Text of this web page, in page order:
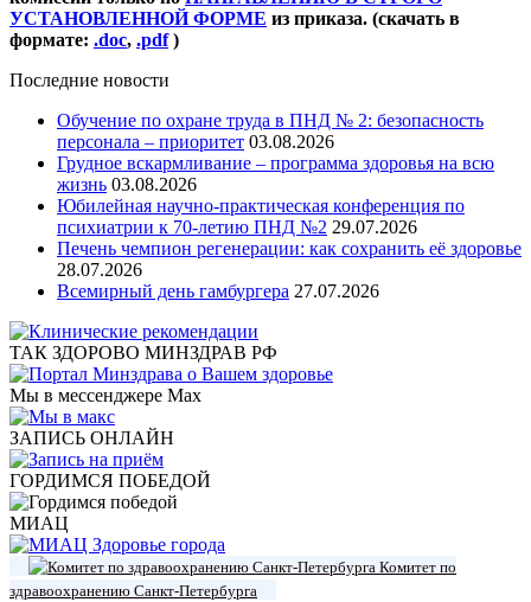
УСТАНОВЛЕННОЙ ФОРМЕ из приказа. (скачать в
формате: .doc, .pdf)
Последние новости
Обучение по охране труда в ПНД № 2: безопасность
персонала – приоритет 03.08.2026
Грудное вскармливание – программа здоровья на всю
жизнь 03.08.2026
Юбилейная научно-практическая конференция по
психиатрии к 70-летию ПНД №2 29.07.2026
Печень чемпион регенерации: как сохранить её здоровье
28.07.2026
Всемирный день гамбургера 27.07.2026
ТАК ЗДОРОВО МИНЗДРАВ РФ
Мы в мессенджере Max
ЗАПИСЬ ОНЛАЙН
ГОРДИМСЯ ПОБЕДОЙ
МИАЦ
Комитет по
здравоохранению Санкт-Петербурга